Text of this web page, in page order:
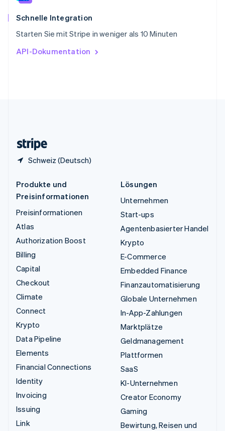
Schnelle Integration
Starten Sie mit Stripe in weniger als 10 Minuten
API-Dokumentation
Schweiz (Deutsch)
Thailand
ไทยEnglish
English
English
Produkte und
Preisinformationen
Preisinformationen
Atlas
Authorization Boost
Billing
Capital
Checkout
Climate
Connect
Krypto
Data Pipeline
Elements
Financial Connections
Identity
Invoicing
Issuing
Link
Lösungen
Unternehmen
Start-ups
Agentenbasierter Handel
Krypto
E-Commerce
Embedded Finance
Finanzautomatisierung
Globale Unternehmen
In-App-Zahlungen
Marktplätze
Geldmanagement
Plattformen
SaaS
KI-Unternehmen
Creator Economy
Gaming
Bewirtung, Reisen und